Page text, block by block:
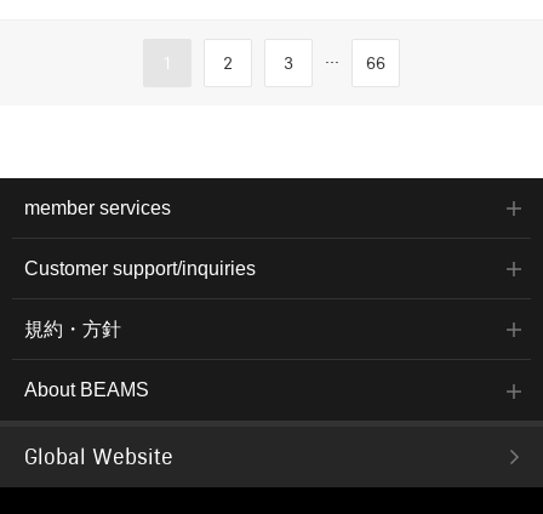
1 2 3 ... 66
member services
Customer support/inquiries
規約・方針
About BEAMS
Global Website